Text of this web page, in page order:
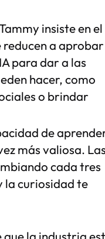
insiste en el
reducen a
para dar a las
hacer, como
o brindar
de
más valiosa. Las
cada tres
la curiosidad te